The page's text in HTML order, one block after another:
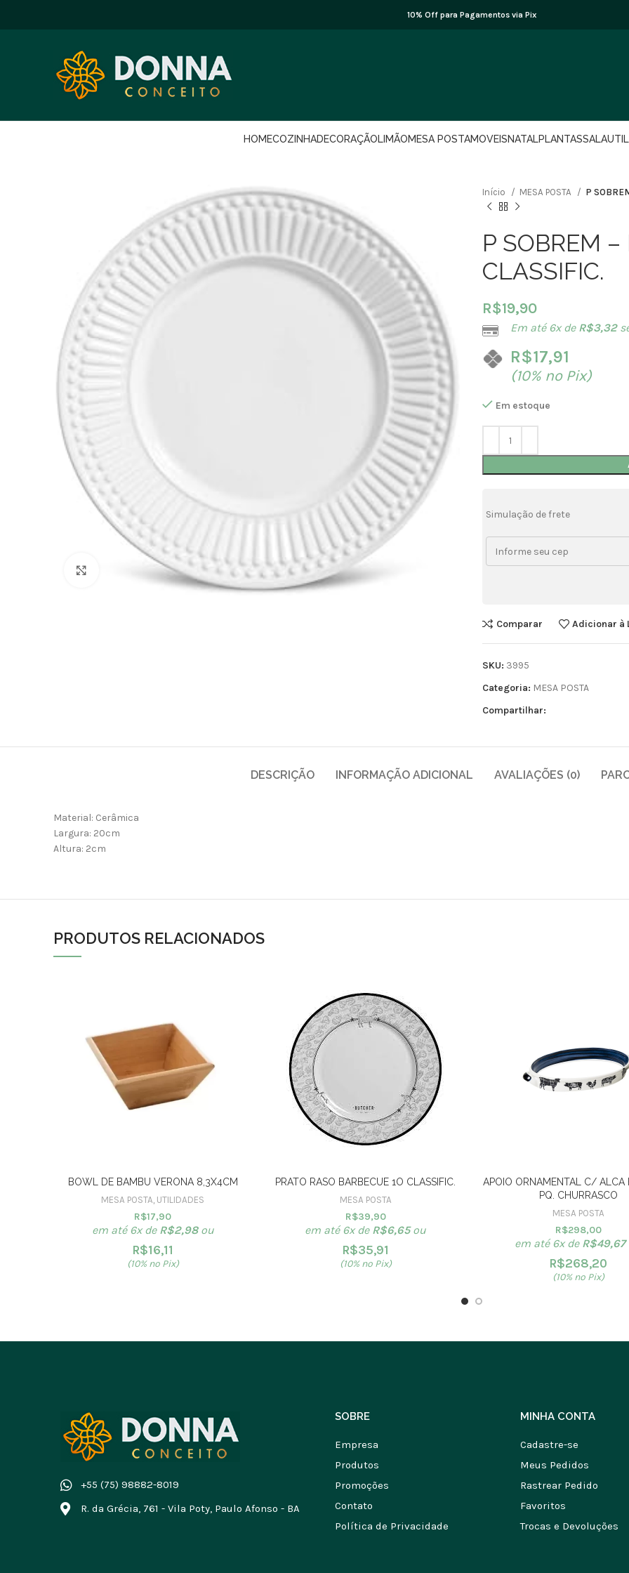
10% Off para Pagamentos via Pix
HOMECOZINHADECORAÇÃOLIMÃOMESA POSTAMOVEISNATALPLANTASSALA
Clique para ampliar
Início MESA POSTA P
P SOBREM
CLASSIFIC.
R$19,90
Em até 6x de R$3,32
R$17,91
(10% no Pix)
Em estoque
Simulação de frete
Comparar Adicionar à
SKU: 3995
Categoria: MESA POSTA
Compartilhar:
DESCRIÇÃO INFORMAÇÃO ADICIONAL AVALIAÇÕES (0)
Material: Cerâmica
Largura: 20cm
Altura: 2cm
PRODUTOS RELACIONADOS
BOWL DE BAMBU VERONA 8,3X4CM
MESA POSTA, UTILIDADES
R$17,90
em até 6x de R$2,98ou
R$16,11
(10% no Pix)
PRATO RASO BARBECUE 1O CLASSIFIC.
MESA POSTA
R$39,90
em até 6x de R$6,65ou
R$35,91
(10% no Pix)
APOIO ORNAMENTAL C/ ALCA
PQ. CHURRASCO
MESA POSTA
R$298,00
em até 6x de R$49,67
R$268,20
(10% no Pix)
+55 (75) 98882-8019
R. da Grécia, 761 - Vila Poty, Paulo Afonso - BA
SOBRE
Empresa
Produtos
Promoções
Contato
Política de Privacidade
MINHA CONTA
Cadastre-se
Meus Pedidos
Rastrear Pedido
Favoritos
Trocas e Devoluções